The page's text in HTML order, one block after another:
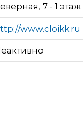
7 - 1 этаж
www.cloikk.ru